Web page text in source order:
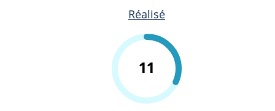
Réalisé
11